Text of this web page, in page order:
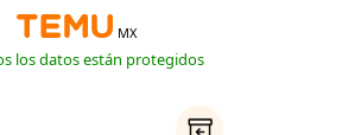
MX
los datos están protegidos